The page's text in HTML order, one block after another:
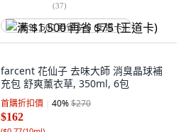
(37)
满 $1,500 再省 $75 (王道卡)
farcent 花仙子 去味大師 消臭晶球補
充包 舒爽薰衣草, 350ml, 6包
首購折扣價 40%$270
$162